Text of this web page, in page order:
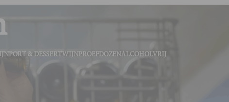
PORT & DESSERTWIJNPROEFDOZENALCOHOLVRIJ